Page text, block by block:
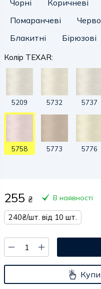
Чорні
Коричневі
Помаранчеві
Блакитні
Бірюзові
Колір TEXAR:
5209 5732 5737
5758 5773 5776
255 ₴ В наявності
240₴/шт. від 10 шт.